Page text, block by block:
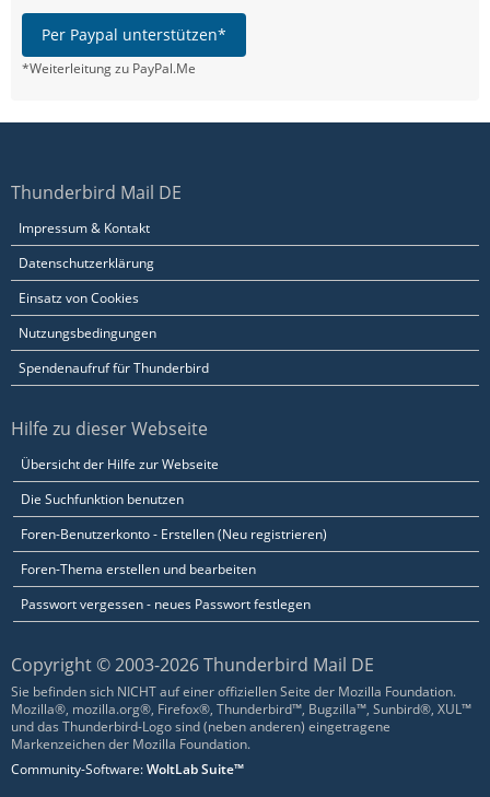
Per Paypal unterstützen*
*Weiterleitung zu PayPal.Me
Thunderbird Mail DE
Impressum & Kontakt
Datenschutzerklärung
Einsatz von Cookies
Nutzungsbedingungen
Spendenaufruf für Thunderbird
Hilfe zu dieser Webseite
Übersicht der Hilfe zur Webseite
Die Suchfunktion benutzen
Foren-Benutzerkonto - Erstellen (Neu registrieren)
Foren-Thema erstellen und bearbeiten
Passwort vergessen - neues Passwort festlegen
Copyright © 2003-2026 Thunderbird Mail DE
Sie befinden sich NICHT auf einer offiziellen Seite der Mozilla Foundation.
Mozilla®, mozilla.org®, Firefox®, Thunderbird™, Bugzilla™, Sunbird®, XUL™
und das Thunderbird-Logo sind (neben anderen) eingetragene
Markenzeichen der Mozilla Foundation.
Community-Software:WoltLab Suite™